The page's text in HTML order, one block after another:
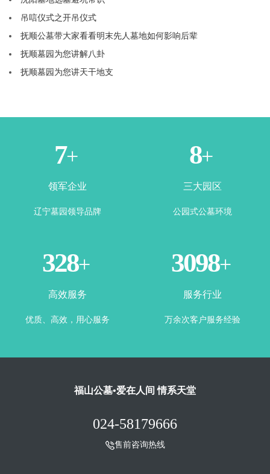
吊唁仪式之开吊仪式
抚顺公墓带大家看看明末先人墓地如何影响后辈
抚顺墓园为您讲解八卦
抚顺墓园为您讲天干地支
1+
领军企业
辽宁墓园领导品牌
3+
三大园区
公园式公墓环境
365+
高效服务
优质、高效，用心服务
3500+
服务行业
万余次客户服务经验
福山公墓•爱在人间 情系天堂
024-58179666
售前咨询热线